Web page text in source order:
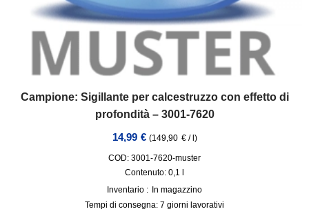
Campione: Sigillante per calcestruzzo con effetto di
profondità – 3001-7620
14,99 € (149,90 €/ )
COD: 3001-7620-muster
Contenuto: 0,1 l
Inventario : In magazzino
Tempi di consegna: 7 giorni lavorativi